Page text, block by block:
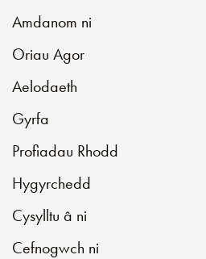
Amdanom ni
Oriau Agor
Aelodaeth
Gyrfa
Profiadau Rhodd
Hygyrchedd
Cysylltu â ni
Cefnogwch ni